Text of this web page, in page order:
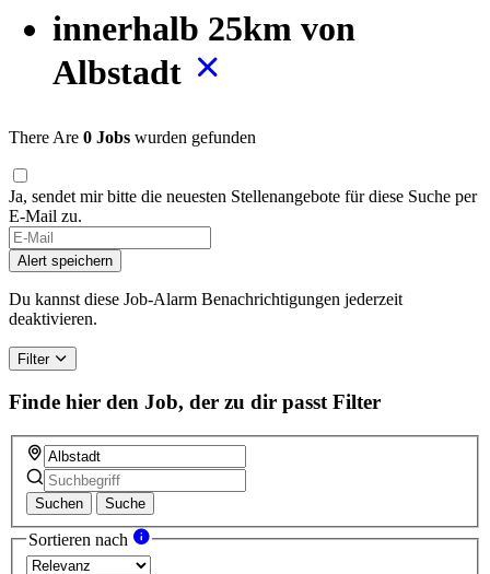
innerhalb 25km von
Albstadt
There Are 0 Jobs wurden gefunden
Ja, sendet mir bitte die neuesten Stellenangebote für diese Suche per
E-Mail zu.
If
you
are
a
human,
this
field
Alert speichern
Du kannst diese Job-Alarm Benachrichtigungen jederzeit
deaktivieren.
Filter
Finde hier den Job, der zu dir passt Filter
Suchen Suche
Sortieren nach